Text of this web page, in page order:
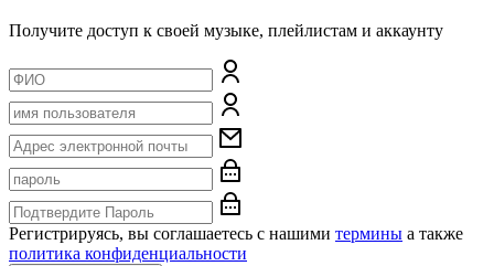
Получите доступ к своей музыке, плейлистам и аккаунту
Регистрируясь, вы соглашаетесь с нашими термины а также
политика конфиденциальности